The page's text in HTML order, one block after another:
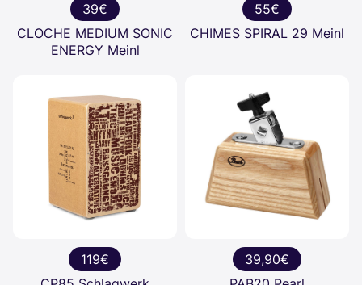
39€
CLOCHE MEDIUM SONIC
ENERGY Meinl
55€
CHIMES SPIRAL 29 Meinl
119€
39,90€